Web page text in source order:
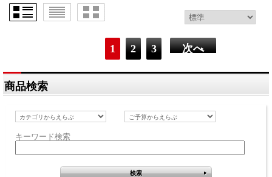
1 2 3 次へ
商品検索
キーワード検索